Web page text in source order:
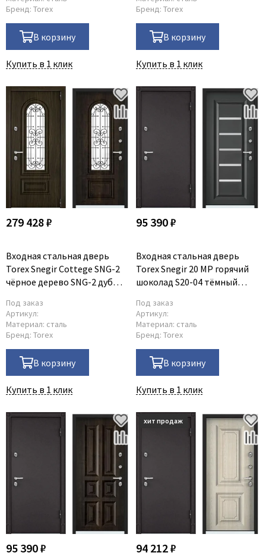
Бренд: Torex
В корзину
Купить в 1 клик
Бренд: Torex
В корзину
Купить в 1 клик
279 428 ₽
Входная стальная дверь
Torex Snegir Cottege SNG-2
чёрное дерево SNG-2 дуб
Под заказ
Артикул:
Материал: сталь
Бренд: Torex
В корзину
Купить в 1 клик
95 390 ₽
Входная стальная дверь
Torex Snegir 20 MP горячий
шоколад S20-04 тёмный
Под заказ
Артикул:
Материал: сталь
Бренд: Torex
В корзину
Купить в 1 клик
95 390 ₽ 94 212 ₽